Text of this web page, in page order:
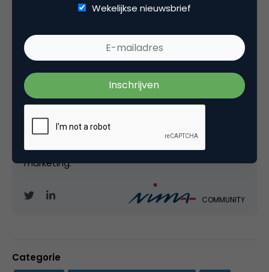
DaimlerChrysler/debitel en Praxis), bureaus (Van
Oorschot, Coebergh), maar vooral bij B2B-
vakmedia (Telecommerce, Tijdschrift voor
Marketingfacts), negen jaar bij NIMA en inmiddels
dus bij dé branchevereniginmg voor data driven
marketing. Marketing-nerd. Professional
Consumer. Retailmarketing. Leest/luistert/kijkt
alles wat los en vast zit over innovatie in
marketing.
COMMUNITY
Categorie
Wekelijkse nieuwsbrief